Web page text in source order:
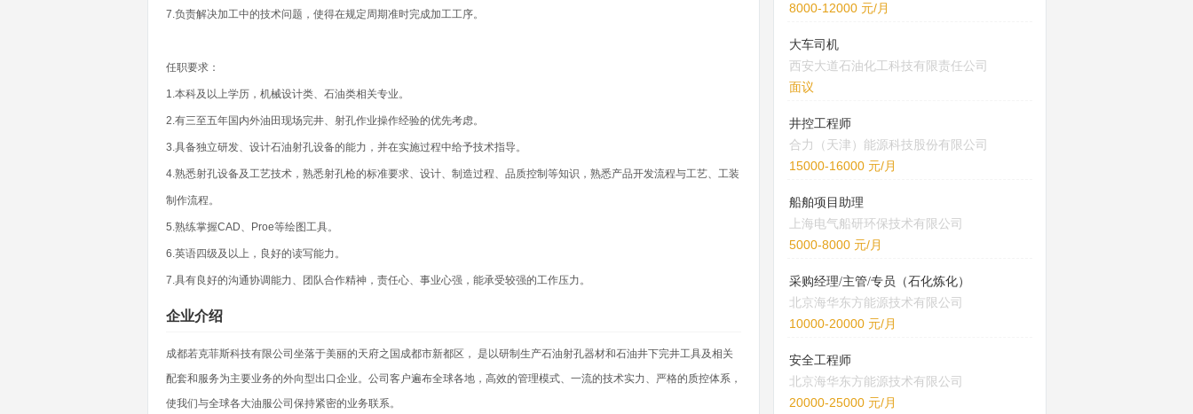
7.负责解决加工中的技术问题，使得在规定周期准时完成加工工序。
任职要求：
1.本科及以上学历，机械设计类、石油类相关专业。
2.有三至五年国内外油田现场完井、射孔作业操作经验的优先考虑。
3.具备独立研发、设计石油射孔设备的能力，并在实施过程中给予技术指导。
4.熟悉射孔设备及工艺技术，熟悉射孔枪的标准要求、设计、制造过程、品质控制等知识，熟悉产品开发流程与工艺、工装
制作流程。
5.熟练掌握CAD、Proe等绘图工具。
6.英语四级及以上，良好的读写能力。
7.具有良好的沟通协调能力、团队合作精神，责任心、事业心强，能承受较强的工作压力。
企业介绍
成都若克菲斯科技有限公司坐落于美丽的天府之国成都市新都区， 是以研制生产石油射孔器材和石油井下完井工具及相关
配套和服务为主要业务的外向型出口企业。公司客户遍布全球各地，高效的管理模式、一流的技术实力、严格的质控体系，
使我们与全球各大油服公司保持紧密的业务联系。
8000-12000 元/月
大车司机
西安大道石油化工科技有限责任公司
面议
井控工程师
合力（天津）能源科技股份有限公司
15000-16000 元/月
船舶项目助理
上海电气船研环保技术有限公司
5000-8000 元/月
采购经理/主管/专员（石化炼化）
北京海华东方能源技术有限公司
10000-20000 元/月
安全工程师
北京海华东方能源技术有限公司
20000-25000 元/月